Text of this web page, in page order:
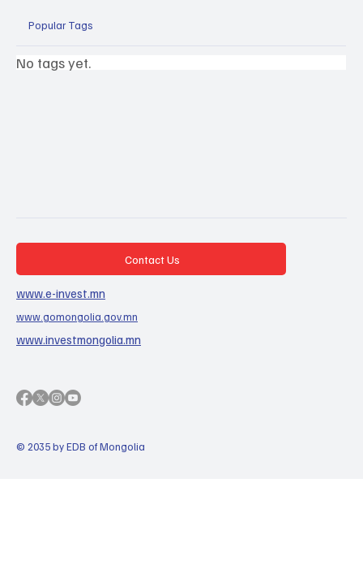
Popular Tags
No tags yet.
© 2035 by EDB of Mongolia
Contact Us
www.e-invest.mn
www.gomongolia.gov.mn
www.investmongolia.mn